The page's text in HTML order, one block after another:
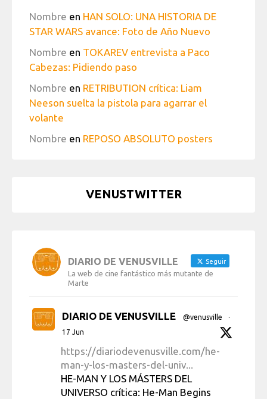
Nombre en HAN SOLO: UNA HISTORIA DE
STAR WARS avance: Foto de Año Nuevo
Nombre en TOKAREV entrevista a Paco
Cabezas: Pidiendo paso
Nombre en RETRIBUTION crítica: Liam
Neeson suelta la pistola para agarrar el
volante
Nombre en REPOSO ABSOLUTO posters
VENUSTWITTER
DIARIO DE VENUSVILLE Seguir
La web de cine fantástico más mutante de
Marte
DIARIO DE VENUSVILLE @venusville
·
17 Jun
https://diariodevenusville.com/he-
man-y-los-masters-del-univ...
HE-MAN Y LOS MÁSTERS DEL
UNIVERSO crítica: He-Man Begins